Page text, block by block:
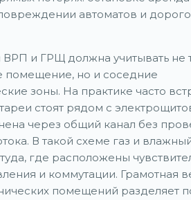
автоматов и
ВРП и ГРЩ должна учитывать не
помещение, но и соседние
зоны. На практике часто
стоят рядом с
через общий канал без
В такой схеме газ и
где расположены
и коммутации. Грамотная
помещений разделяет